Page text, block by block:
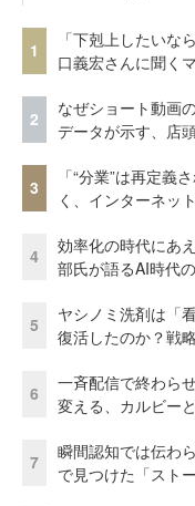
1
「下剋上したいな
口義宏さんに聞く
2
なぜショート動画
データが示す、店
3
「“分業”は再定義
く、インターネッ
4
効率化の時代にあ
部氏が語るAI時代
5
ヤシノミ洗剤は「
復活したのか？戦
6
一斉配信で終わら
変える、カルビー
7
瞬間認知では伝わ
で見つけた「スト